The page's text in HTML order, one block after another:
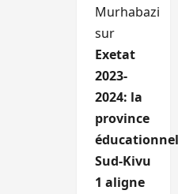
Murhabazi
sur
Exetat
2023-
2024: la
province
Sud-Kivu
1 aligne